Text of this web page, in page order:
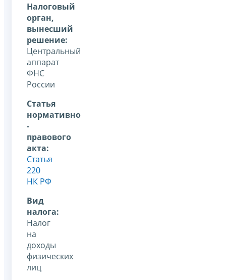
Налоговый
орган,
вынесший
решение:
Центральный
аппарат
ФНС
России
Статья
нормативно
-
правового
акта:
Статья
220
НК РФ
Вид
налога:
Налог
на
доходы
физических
лиц